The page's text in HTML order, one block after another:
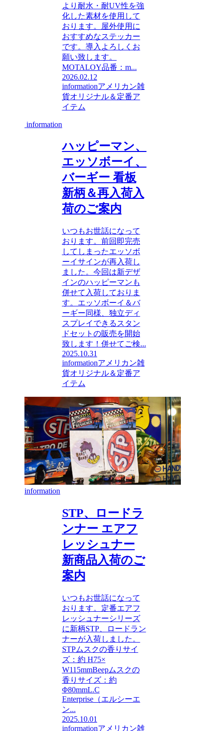
より耐水・耐UV性を強
化した素材を使用して
おります。屋外使用に
おすすめなステッカー
です。導入よろしくお
願い致します。
MOTALOY品番：m...
2026.02.12
informationアメリカン雑
貨オリジナル＆定番ア
イテム
information
ハッピーマン、
エッソボーイ、
バーギー 看板
新柄＆再入荷入
荷のご案内
いつもお世話になって
おります。前回即完売
してしまったエッソボ
ーイサインが再入荷し
ました。今回は新デザ
インのハッピーマンも
併せて入荷しておりま
す。エッソボーイ＆バ
ーギー同様、独立ディ
スプレイできるスタン
ドセットの販売を開始
致します！併せてご検...
2025.10.31
informationアメリカン雑
貨オリジナル＆定番ア
イテム
information
STP、ロードラ
ンナー エアフ
レッシュナー
新商品入荷のご
案内
いつもお世話になって
おります。定番エアフ
レッシュナーシリーズ
に新柄STP、ロードラン
ナーが入荷しました。
STPムスクの香りサイ
ズ：約 H75×
W115mmBeepムスクの
香りサイズ：約
Φ80mmL.C
Enterprise（エルシーエ
ン...
2025.10.01
informationアメリカン雑